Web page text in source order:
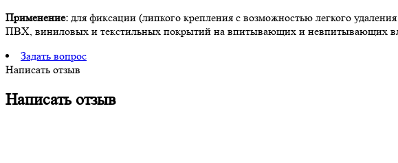
Применение: для фиксации (липкого крепления с возможностью легкого
ПВХ, виниловых и текстильных покрытий на впитывающих и невпитывающих
Задать вопрос
Написать отзыв
Написать отзыв